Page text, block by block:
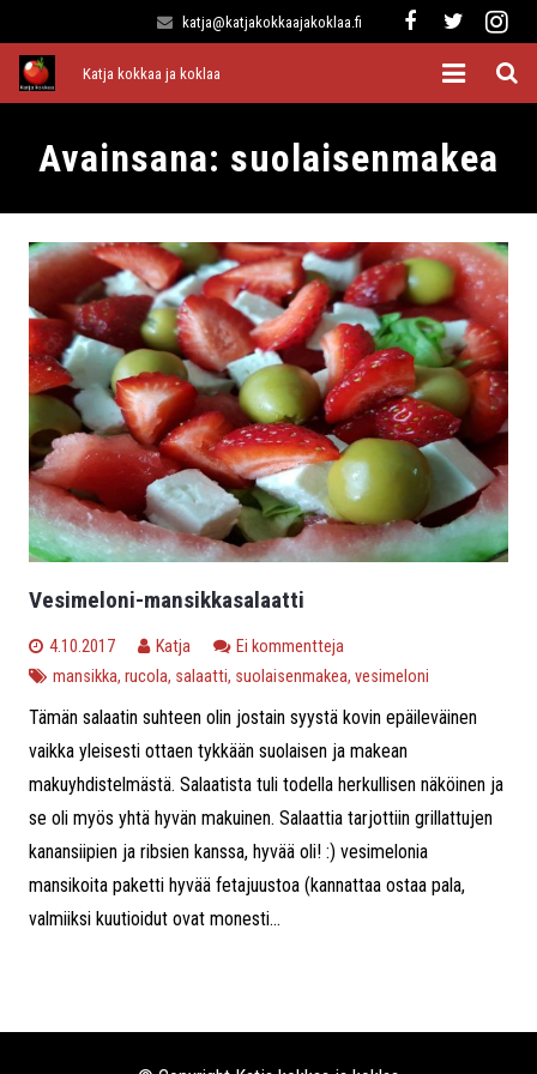
katja@katjakokkaajakoklaa.fi
Katja kokkaa ja koklaa
Pääruoat
Lisukkeet
Jälkiruoat
Kaikki reseptit
Avainsana: suolaisenmakea
Vesimeloni-mansikkasalaatti
4.10.2017 Katja
Ei kommentteja
mansikka, rucola, salaatti, suolaisenmakea, vesimeloni
Tämän salaatin suhteen olin jostain syystä kovin epäileväinen
vaikka yleisesti ottaen tykkään suolaisen ja makean
makuyhdistelmästä. Salaatista tuli todella herkullisen näköinen ja
se oli myös yhtä hyvän makuinen. Salaattia tarjottiin grillattujen
kanansiipien ja ribsien kanssa, hyvää oli! :) vesimelonia
mansikoita paketti hyvää fetajuustoa (kannattaa ostaa pala,
valmiiksi kuutioidut ovat monesti...